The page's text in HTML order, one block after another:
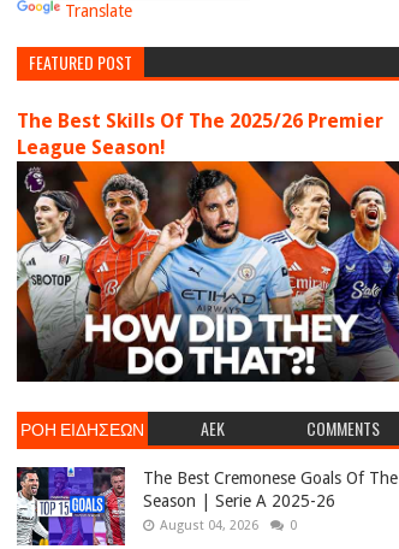
Translate
FEATURED POST
The Best Skills Of The 2025/26 Premier
League Season!
ΡΟΗ ΕΙΔΗΣΕΩΝ AEK COMMENTS
The Best Cremonese Goals Of The
Season | Serie A 2025-26
August 04, 2026 0